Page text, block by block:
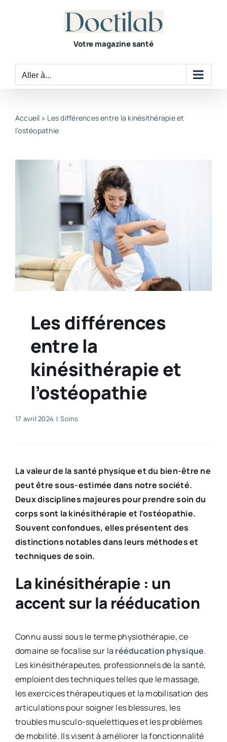
Votre magazine santé
Aller à...
Accueil » Les différences entre la kinésithérapie et
l’ostéopathie
Les différences
entre la
kinésithérapie et
l’ostéopathie
17 avril 2024 | Soins
La valeur de la santé physique et du bien-être ne
peut être sous-estimée dans notre société.
Deux disciplines majeures pour prendre soin du
corps sont la kinésithérapie et l’ostéopathie.
Souvent confondues, elles présentent des
distinctions notables dans leurs méthodes et
techniques de soin.
La kinésithérapie : un
accent sur la rééducation
Connu aussi sous le terme physiothérapie, ce
domaine se focalise sur la rééducation physique.
Les kinésithérapeutes, professionnels de la santé,
emploient des techniques telles que le massage,
les exercices thérapeutiques et la mobilisation des
articulations pour soigner les blessures, les
troubles musculo-squelettiques et les problèmes
de mobilité. Ils visent à améliorer la fonctionnalité